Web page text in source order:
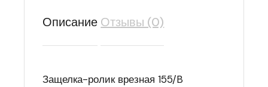
Описание Отзывы (0)
Защелка-ролик врезная 155/B